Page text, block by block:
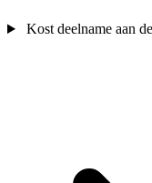
Kost deelname aan